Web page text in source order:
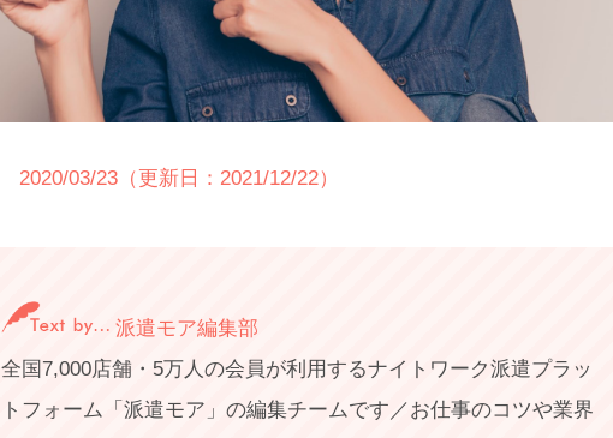
2020/03/23（更新日：2021/12/22）
派遣モア編集部
全国7,000店舗・5万人の会員が利用するナイトワーク派遣プラッ
トフォーム「派遣モア」の編集チームです／お仕事のコツや業界